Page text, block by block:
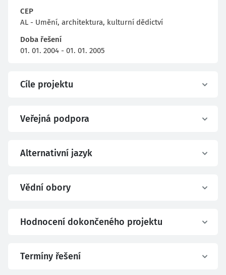
CEP
AL - Umění, architektura, kulturní dědictví
Doba řešení
01. 01. 2004 - 01. 01. 2005
Cíle projektu
Veřejná podpora
Alternativní jazyk
Vědní obory
Hodnocení dokončeného projektu
Termíny řešení